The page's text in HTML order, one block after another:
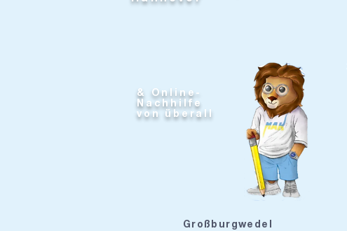
& Online-
Nachhilfe
von überall
Großburgwedel